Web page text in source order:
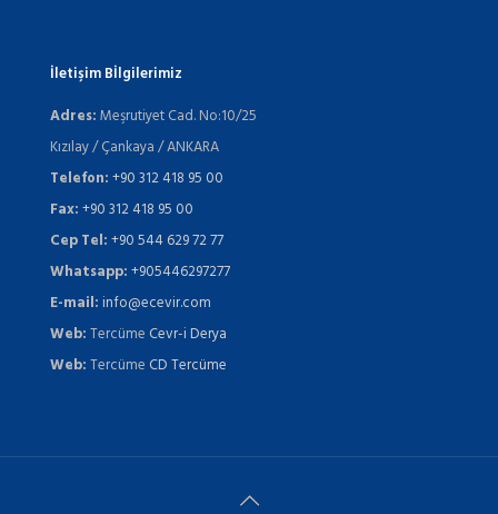
İletişim Bİlgilerimiz
Adres:Meşrutiyet Cad. No:10/25
Kızılay / Çankaya / ANKARA
Telefon:+90 312 418 95 00
Fax:+90 312 418 95 00
Cep Tel:+90 544 629 72 77
Whatsapp:+905446297277
E-mail:info@ecevir.com
Web:Tercüme Cevr-i Derya
Web:Tercüme CD Tercüme